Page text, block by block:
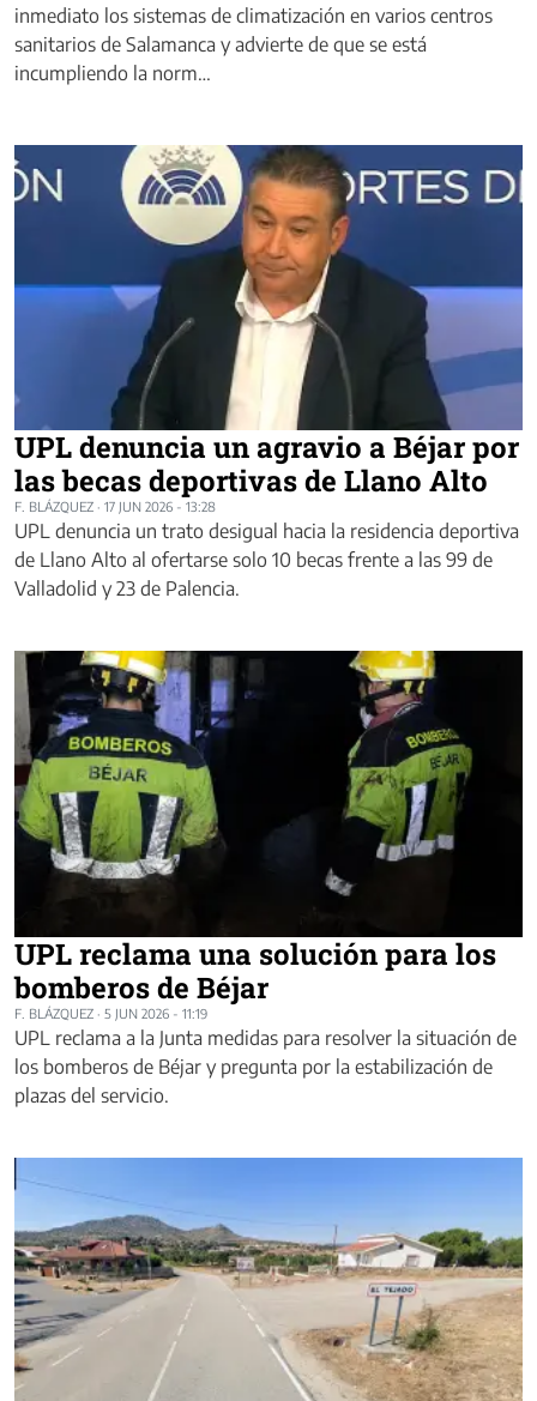
inmediato los sistemas de climatización en varios centros
sanitarios de Salamanca y advierte de que se está
incumpliendo la norm…
UPL denuncia un agravio a Béjar por
las becas deportivas de Llano Alto
F. BLÁZQUEZ · 17 JUN 2026 - 13:28
UPL denuncia un trato desigual hacia la residencia deportiva
de Llano Alto al ofertarse solo 10 becas frente a las 99 de
Valladolid y 23 de Palencia.
UPL reclama una solución para los
bomberos de Béjar
F. BLÁZQUEZ · 5 JUN 2026 - 11:19
UPL reclama a la Junta medidas para resolver la situación de
los bomberos de Béjar y pregunta por la estabilización de
plazas del servicio.